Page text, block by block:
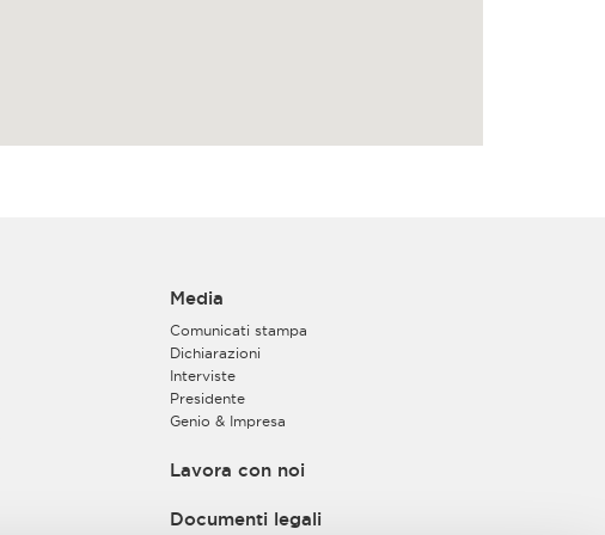
Media
Comunicati stampa
Dichiarazioni
Interviste
Presidente
Genio & Impresa
Lavora con noi
Documenti legali